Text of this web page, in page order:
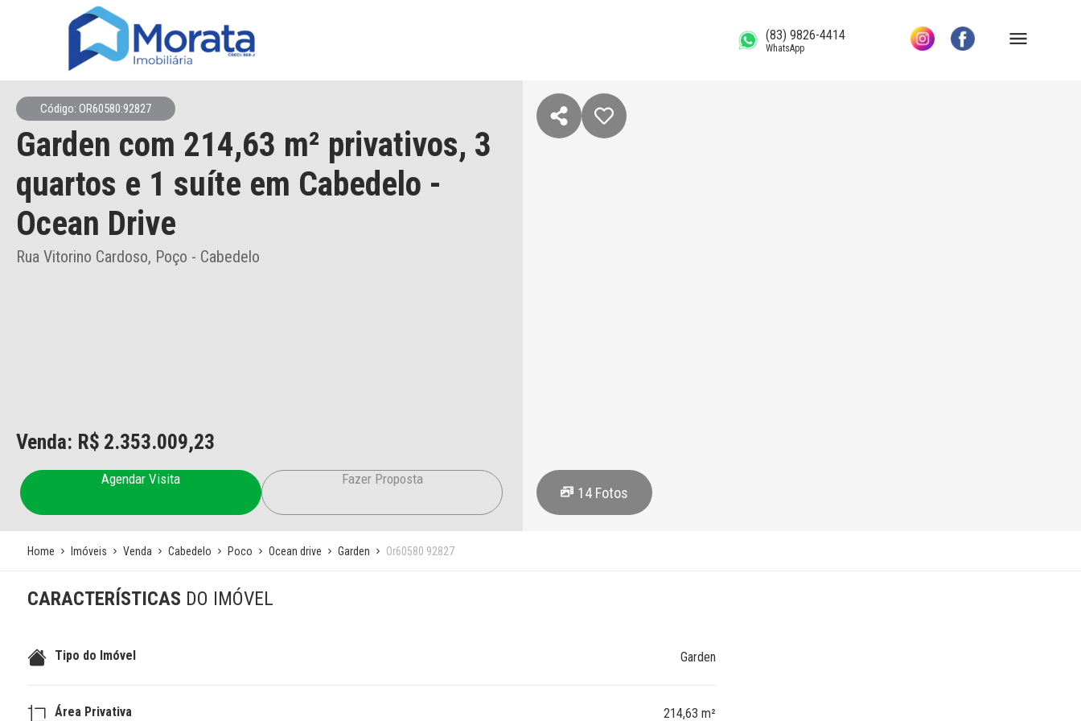
(83) 9826-4414
WhatsApp
Código: OR60580:92827
Garden com 214,63 m² privativos, 3
quartos e 1 suíte em Cabedelo -
Ocean Drive
Rua Vitorino Cardoso, Poço - Cabedelo
Venda: R$ 2.353.009,23
Agendar Visita Fazer Proposta
14 Fotos
Home Imóveis Venda Cabedelo Poco Ocean drive Garden Or60580 92827
CARACTERÍSTICAS DO IMÓVEL
Tipo do Imóvel Garden
Área Privativa 214,63 m²